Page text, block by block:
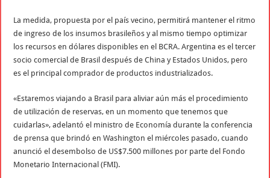
La medida, propuesta por el país vecino, permitirá mantener el ritmo
de ingreso de los insumos brasileños y al mismo tiempo optimizar
los recursos en dólares disponibles en el BCRA. Argentina es el tercer
socio comercial de Brasil después de China y Estados Unidos, pero
es el principal comprador de productos industrializados.
«Estaremos viajando a Brasil para aliviar aún más el procedimiento
de utilización de reservas, en un momento que tenemos que
cuidarlas», adelantó el ministro de Economía durante la conferencia
de prensa que brindó en Washington el miércoles pasado, cuando
anunció el desembolso de US$7.500 millones por parte del Fondo
Monetario Internacional (FMI).